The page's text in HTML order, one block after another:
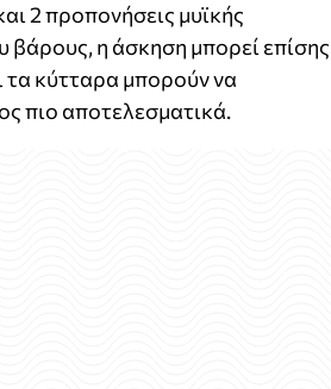
2 προπονήσεις μυϊκής
η άσκηση μπορεί επίσης
τα κύτταρα μπορούν να
πιο αποτελεσματικά.